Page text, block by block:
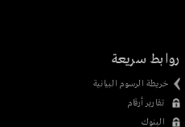
روابط سريعة
خريطة الرسوم البيانية
تقارير أرقام
البنوك